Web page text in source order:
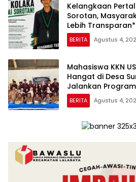
Kelangkaan
Sorotan,
Lebih Transparan*
BERITA Agustus 4,
Mahasiswa KKN
Hangat di Desa
Jalankan
Masyarakat
BERITA Agustus 4,